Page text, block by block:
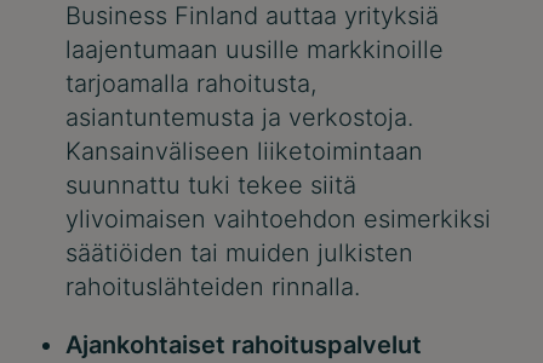
Business Finland auttaa yrityksiä
laajentumaan uusille markkinoille
tarjoamalla rahoitusta,
asiantuntemusta ja verkostoja.
Kansainväliseen liiketoimintaan
suunnattu tuki tekee siitä
ylivoimaisen vaihtoehdon esimerkiksi
säätiöiden tai muiden julkisten
rahoituslähteiden rinnalla.
Ajankohtaiset rahoituspalvelut